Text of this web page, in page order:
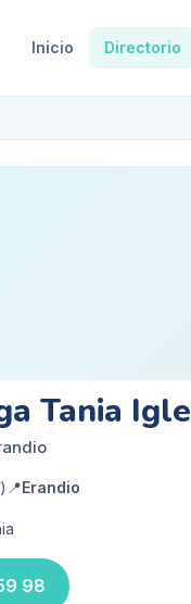
Inicio Directorio
Tania
📍Erandio
98